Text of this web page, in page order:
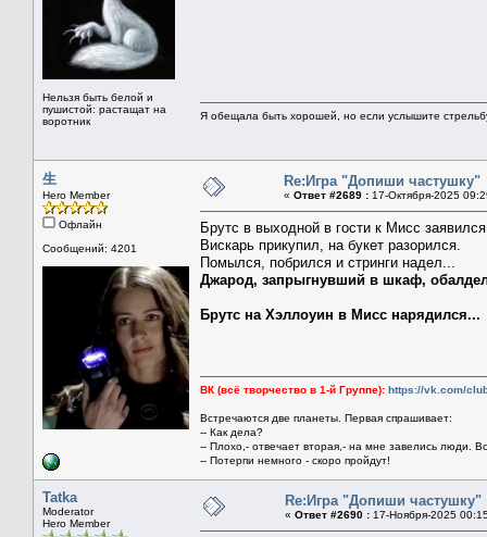
Нельзя быть белой и
пушистой: растащат на
воротник
Я обещала быть хорошей, но если услышите
生
Hero Member
Офлайн
Сообщений: 4201
Re:Игра "Допиши частушку"
« Ответ #2689 : 17-Октября-2025
Брутс в выходной в гости к Мисс
Вискарь прикупил, на букет разорился.
Помылся, побрился и стринги надел...
Джарод, запрыгнувший в шкаф,
Брутс на Хэллоуин в Мисс нарядился...
ВК (всё творчество в 1-й Группе): https://vk.com/
Встречаются две планеты. Первая спрашивает:
-- Как дела?
-- Плохо,- отвечает вторая,- на мне завелись люди.
-- Потерпи немного - скоро пройдут!
Tatka
Moderator
Hero Member
Re:Игра "Допиши частушку"
« Ответ #2690 : 17-Ноября-2025